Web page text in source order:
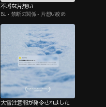
不埒な片想い
BL • 禁断の関係 • 片想い攻め
大雪注意報が発令されました